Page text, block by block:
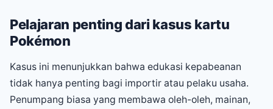
Pelajaran penting dari kasus kartu
Pokémon
Kasus ini menunjukkan bahwa edukasi kepabeanan
tidak hanya penting bagi importir atau pelaku usaha.
Penumpang biasa yang membawa oleh-oleh, mainan,